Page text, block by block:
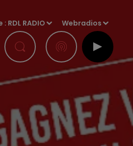
: RDL RADIO Webradios